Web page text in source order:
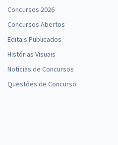
Concursos 2026
Concursos Abertos
Editais Publicados
Histórias Visuais
Notícias de Concursos
Questões de Concurso